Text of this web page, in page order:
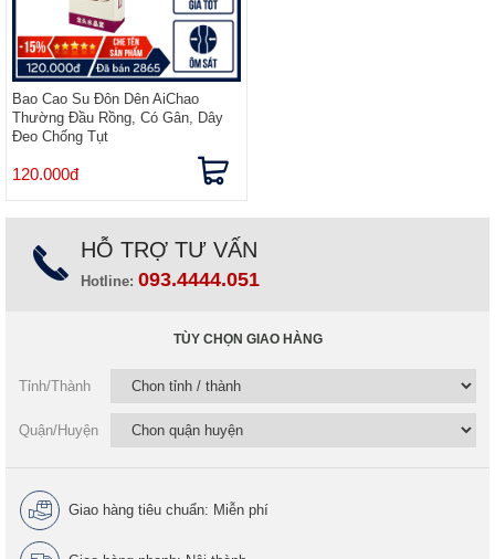
Bao Cao Su Đôn Dên AiChao
Thường Đầu Rồng, Có Gân, Dây
Đeo Chống Tụt
120.000đ
HỖ TRỢ TƯ VẤN
Hotline: 093.4444.051
TÙY CHỌN GIAO HÀNG
Tỉnh/Thành
Quận/Huyện
Giao hàng tiêu chuẩn: Miễn phí